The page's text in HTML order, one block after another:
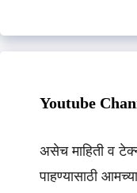
Youtube
असेच माहिती व
पाहण्यासाठी